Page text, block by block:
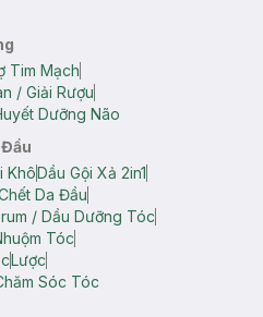
Tim Mạch
/ Giải Rượu
Dưỡng Não
KhôDầu Gội Xả 2in1
Da Đầu
/ Dầu Dưỡng Tóc
Tóc
Lược
Sóc Tóc